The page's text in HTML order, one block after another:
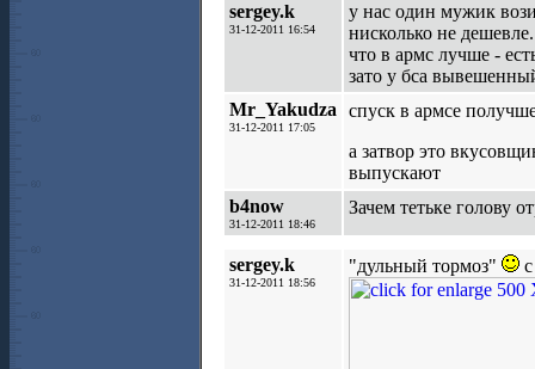
sergey.k
31-12-2011 16:54
у нас один мужик
нисколько не дешевле.
что в армс лучше -
зато у бса
Mr_Yakudza
31-12-2011 17:05
спуск в армсе
а затвор это
выпускают
b4now
31-12-2011 18:46
Зачем тетьке голову
sergey.k
31-12-2011 18:56
"дульный тормоз"